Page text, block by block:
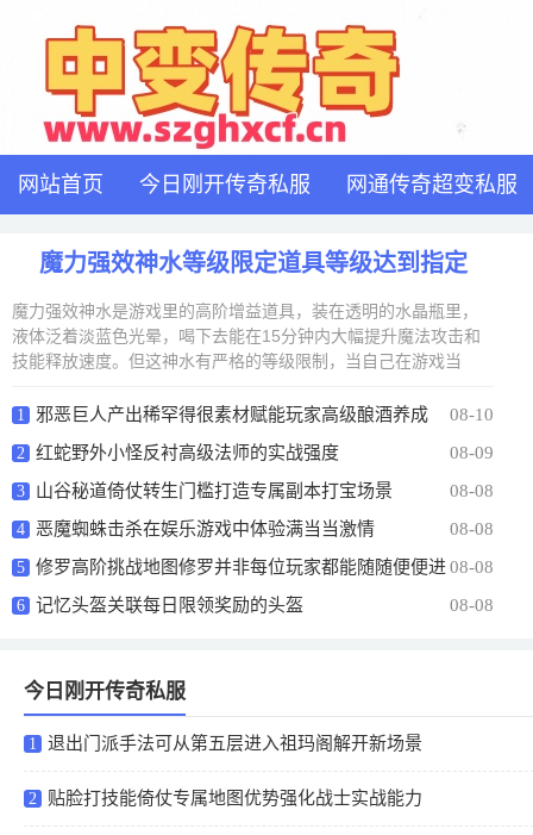
网站首页 今日刚开传奇私服 网通传奇超变私服
魔力强效神水等级限定道具等级达到指定
魔力强效神水是游戏里的高阶增益道具，装在透明的水晶瓶里，
液体泛着淡蓝色光晕，喝下去能在15分钟内大幅提升魔法攻击和
技能释放速度。但这神水有严格的等级限制，当自己在游戏当
08-10
1
邪恶巨人产出稀罕得很素材赋能玩家高级酿酒养成
08-09
2 红蛇野外小怪反衬高级法师的实战强度
08-08
3
山谷秘道倚仗转生门槛打造专属副本打宝场景
08-08
4
恶魔蜘蛛击杀在娱乐游戏中体验满当当激情
08-08
5 修罗高阶挑战地图修罗并非每位玩家都能随随便便进
入这个地图
08-08
6 记忆头盔关联每日限领奖励的头盔
今日刚开传奇私服
1 退出门派手法可从第五层进入祖玛阁解开新场景
2 贴脸打技能倚仗专属地图优势强化战士实战能力